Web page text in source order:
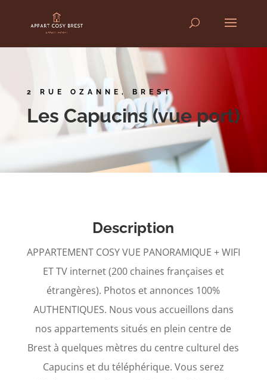
2 RUE OZANNE, BREST
Les Capucins (vue port)
Description
APPARTEMENT COSY VUE PANORAMIQUE + WIFI
ET TV internet (200 chaines françaises et
étrangères). Photos et annonces 100%
AUTHENTIQUES. Nous vous accueillons dans
nos appartements situés en plein centre de
Brest à quelques mètres du centre culturel des
Capucins et du téléphérique. Vous serez